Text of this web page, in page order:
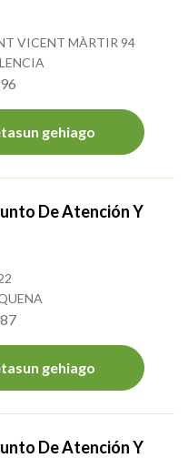
VICENT MÀRTIR 94
gehiago
De Atención Y
gehiago
De Atención Y